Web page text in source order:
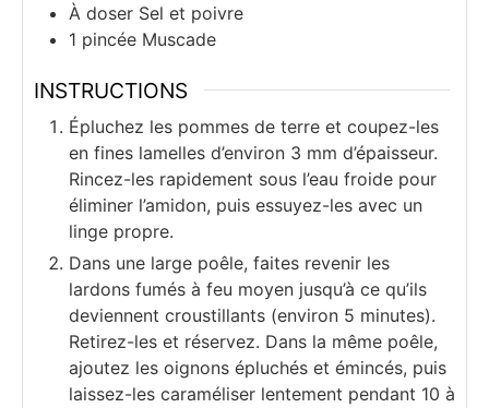
À doser Sel et poivre
1 pincée Muscade
INSTRUCTIONS
Épluchez les pommes de terre et coupez-les
en fines lamelles d’environ 3 mm d’épaisseur.
Rincez-les rapidement sous l’eau froide pour
éliminer l’amidon, puis essuyez-les avec un
linge propre.
Dans une large poêle, faites revenir les
lardons fumés à feu moyen jusqu’à ce qu’ils
deviennent croustillants (environ 5 minutes).
Retirez-les et réservez. Dans la même poêle,
ajoutez les oignons épluchés et émincés, puis
laissez-les caraméliser lentement pendant 10 à